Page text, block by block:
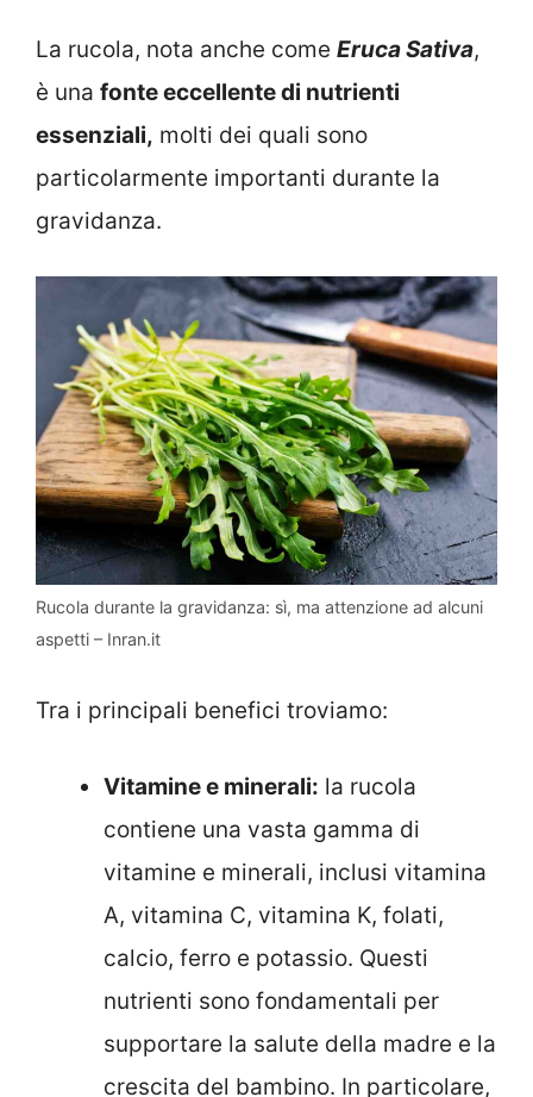
La rucola, nota anche come Eruca Sativa,
è una fonte eccellente di nutrienti
essenziali, molti dei quali sono
particolarmente importanti durante la
gravidanza.
Rucola durante la gravidanza: sì, ma attenzione ad alcuni
aspetti – Inran.it
Tra i principali benefici troviamo:
Vitamine e minerali: la rucola
contiene una vasta gamma di
vitamine e minerali, inclusi vitamina
A, vitamina C, vitamina K, folati,
calcio, ferro e potassio. Questi
nutrienti sono fondamentali per
supportare la salute della madre e la
crescita del bambino. In particolare,